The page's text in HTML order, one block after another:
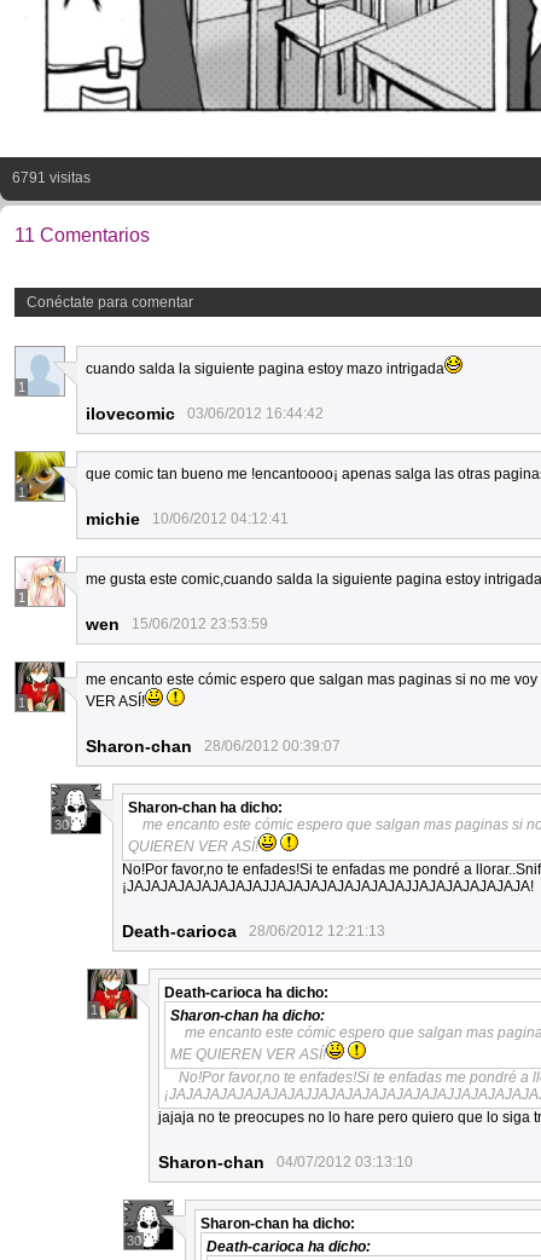
6791 visitas
11 Comentarios
Conéctate para comentar
1
cuando salda la siguiente pagina estoy mazo intrigada
ilovecomic 03/06/2012 16:44:42
1
que comic tan bueno me !encantoooo¡ apenas salga las otras
michie 10/06/2012 04:12:41
1
me gusta este comic,cuando salda la siguiente pagina estoy
wen 15/06/2012 23:53:59
1
me encanto este cómic espero que salgan mas paginas si no me
VER ASÍ!
Sharon-chan 28/06/2012 00:39:07
30
Sharon-chan ha dicho:
me encanto este cómic espero que salgan mas paginas si
QUIEREN VER ASÍ!
No!Por favor,no te enfades!Si te enfadas me pondré a
¡JAJAJAJAJAJAJAJAJJAJAJAJAJAJAJAJAJJAJAJAJAJAJAJA!
Death-carioca 28/06/2012 12:21:13
1
Death-carioca ha dicho:
Sharon-chan ha dicho:
me encanto este cómic espero que salgan mas
ME QUIEREN VER ASÍ!
No!Por favor,no te enfades!Si te enfadas me pondré a
jajaja no te preocupes no lo hare pero quiero que lo siga
Sharon-chan 04/07/2012 03:13:10
30
Sharon-chan ha dicho:
Death-carioca ha dicho: